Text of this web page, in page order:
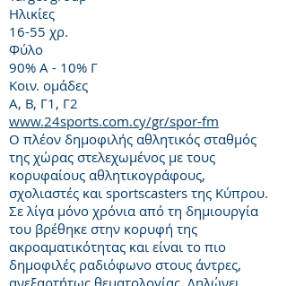
Ηλικίες
16-55 χρ.
Φύλο
90% Α - 10% Γ
Κοιν. ομάδες
Α, Β, Γ1, Γ2
www.24sports.com.cy/gr/spor-fm
Ο πλέον δημοφιλής αθλητικός σταθμός
της χώρας στελεχωμένος με τους
κορυφαίους αθλητικογράφους,
σχολιαστές και sportscasters της Κύπρου.
Σε λίγα μόνο χρόνια από τη δημιουργία
του βρέθηκε στην κορυφή της
ακροαματικότητας και είναι το πιο
δημοφιλές ραδιόφωνο στους άντρες,
ανεξαρτήτως θεματολογίας. Δηλώνει